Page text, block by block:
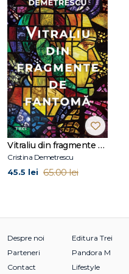
Cine sunt eu? Și ce naiba
Să începem cu întrebarea
SUNTEȚI AICI,
SĂ V-O TRAGEȚI.
Și cine sunt eu?
IAR ACUM… CU CINE
Vitraliu din fragmente de fantomă
Cristina Demetrescu
45.5 lei 65.00 lei
Despre noi
Parteneri
Contact
Editura Trei
Pandora M
Lifestyle